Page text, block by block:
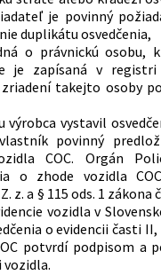
je povinný
duplikátu osvedčenia,
o právnickú osobu,
je zapísaná v registri
takejto osoby
výrobca vystavil
povinný
COC. Orgán
o zhode vozidla
z. a § 115 ods. 1 zákona
vozidla v
o evidencii časti II,
potvrdí podpisom a